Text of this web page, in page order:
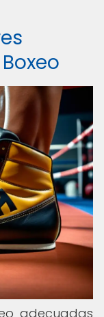
adecuadas